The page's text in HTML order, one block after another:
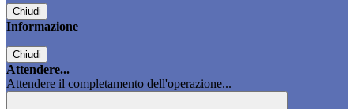
Chiudi
Informazione
Chiudi
Attendere...
Attendere il completamento dell'operazione...